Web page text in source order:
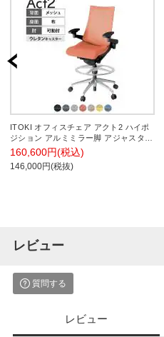
ITOKI オフィスチェア アクト2 ハイポ
ジション アルミミラー脚 アジャスタブ
ル肘 ウレタンキャスター 事務椅子 デ
スクチェア 座:再生ポリエステル ZT
160,600円(税込)
146,000円(税抜)
レビュー
質問する
レビュー